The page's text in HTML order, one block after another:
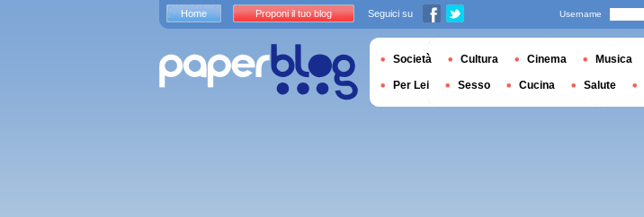
Home Proponi il tuo blog Seguici su Username
Società Cultura Cinema Musica
Per Lei Sesso Cucina Salute